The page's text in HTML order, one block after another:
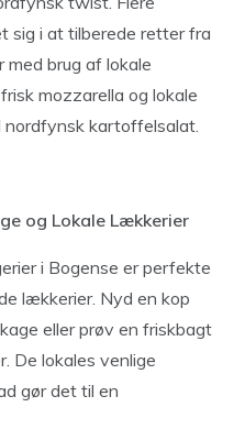
sig i at tilberede retter fra
med brug af lokale
mozzarella og lokale
nordfynsk kartoffelsalat.
og Lokale Lækkerier
i Bogense er perfekte
lækkerier. Nyd en kop
eller prøv en friskbagt
De lokales venlige
gør det til en